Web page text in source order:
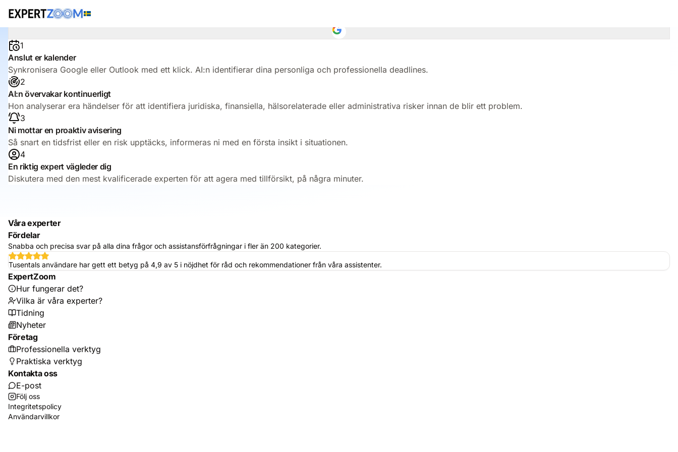
Hur fungerar det?
Anslut din kalender: AI:n identifierar riskfyllda tidsfrister, en expert vägleder dig innan de blir kostsamma.
1
Anslut er kalender
Synkronisera Google eller Outlook med ett klick. AI:n identifierar dina personliga och professionella deadlines.
2
AI:n övervakar kontinuerligt
Hon analyserar era händelser för att identifiera juridiska, finansiella, hälsorelaterade eller administrativa risker innan de blir ett problem.
3
Ni mottar en proaktiv avisering
Så snart en tidsfrist eller en risk upptäcks, informeras ni med en första insikt i situationen.
4
En riktig expert vägleder dig
Diskutera med den mest kvalificerade experten för att agera med tillförsikt, på några minuter.
Våra experter
Fördelar
Snabba och precisa svar på alla dina frågor och assistansförfrågningar i fler än 200 kategorier.
Tusentals användare har gett ett betyg på 4,9 av 5 i nöjdhet för råd och rekommendationer från våra assistenter.
ExpertZoom
Hur fungerar det?
Vilka är våra experter?
Tidning
Nyheter
Företag
Professionella verktyg
Praktiska verktyg
Kontakta oss
E-post
Följ oss
Integritetspolicy
Användarvillkor